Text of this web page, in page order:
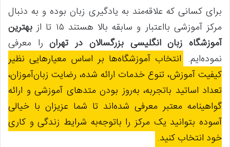
برای کسانی که علاقه‌مند به یادگیری زبان بوده و به دنبال
مرکز آموزشی بااعتبار و سابقه بالا هستند ۱۵ تا از
بهترین
آموزشگاه زبان انگلیسی بزرگسالان در تهرانرا معرفی
نموده‌ایم. انتخاب آموزشگاه‌ها بر اساس معیارهایی نظیر
کیفیت آموزش، تنوع خدمات ارائه شده، رضایت زبان‌آموزان،
تعداد اساتید باتجربه، به‌روز بودن متدهای آموزشی و ارائه
گواهینامه معتبر معرفی شده‌اند تا شما عزیزان با خیالی
آسوده بتوانید یک مرکز را باتوجه‌به شرایط زندگی و کاری
خود انتخاب کنید.